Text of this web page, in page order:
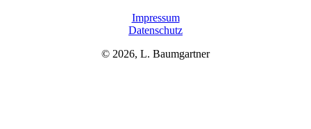
Impressum
Datenschutz
© 2026, L. Baumgartner